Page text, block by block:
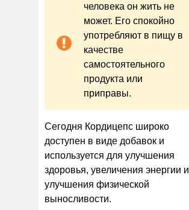
человека он жить не
может. Его спокойно
употребляют в пищу в
качестве
самостоятельного
продукта или
приправы.
Сегодня Кордицепс широко
доступен в виде добавок и
используется для улучшения
здоровья, увеличения энергии и
улучшения физической
выносливости.